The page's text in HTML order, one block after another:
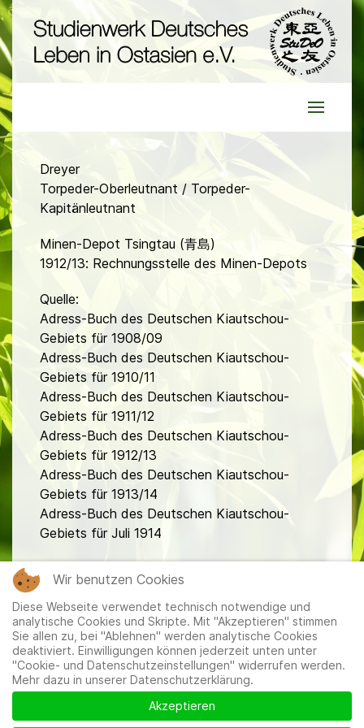
Dreyer
Torpeder-Oberleutnant / Torpeder-
Kapitänleutnant
Minen-Depot Tsingtau (青島)
1912/13: Rechnungsstelle des Minen-Depots
Quelle:
Adress-Buch des Deutschen Kiautschou-
Gebiets für 1908/09
Adress-Buch des Deutschen Kiautschou-
Gebiets für 1910/11
Adress-Buch des Deutschen Kiautschou-
Gebiets für 1911/12
Adress-Buch des Deutschen Kiautschou-
Gebiets für 1912/13
Adress-Buch des Deutschen Kiautschou-
Gebiets für 1913/14
Adress-Buch des Deutschen Kiautschou-
Gebiets für Juli 1914
Mitglieder|Impressum|Datenschutzerklärung|Cookie-
und Datenschutzeinstellungen
Wir benutzen Cookies
Diese Webseite verwendet technisch notwendige und
analytische Cookies und Skripte. Mit "Akzeptieren" stimmen
Sie allen zu, bei "Ablehnen" werden analytische Cookies
deaktiviert. Einwilligungen können jederzeit unten unter
"Cookie- und Datenschutzeinstellungen" widerrufen werden.
Mehr dazu in unserer Datenschutzerklärung.
Akzeptieren